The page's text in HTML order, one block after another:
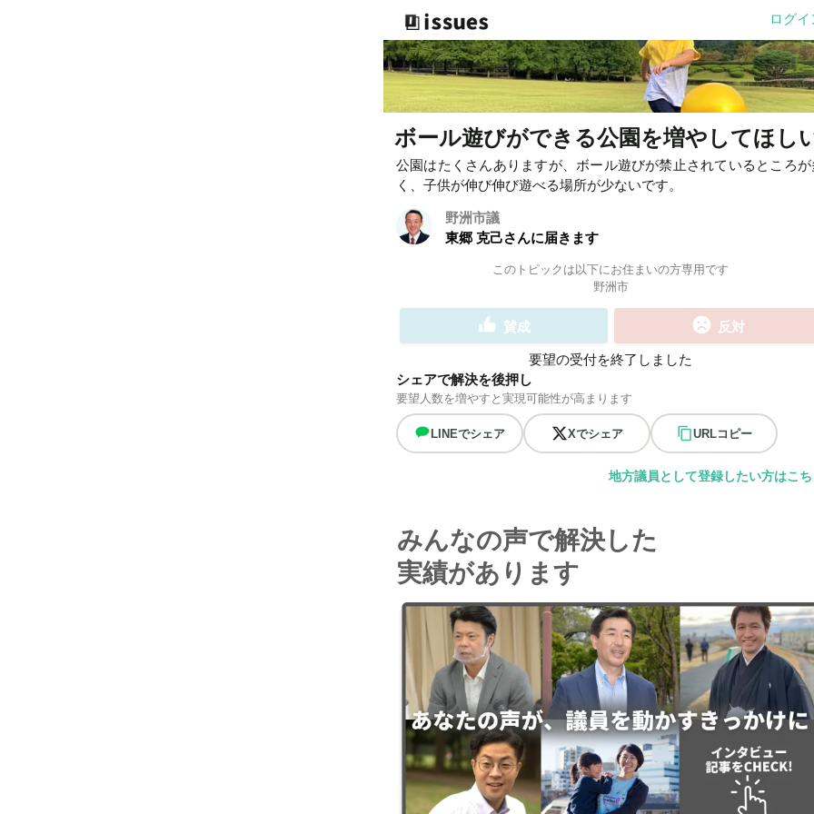
ログイ
ボール遊びができる公園を増やしてほし
公園はたくさんありますが、ボール遊びが禁止されているところが
く、子供が伸び伸び遊べる場所が少ないです。
野洲市議
東郷 克己さんに届きます
このトピックは以下にお住まいの方専用です
野洲市
賛成 反対
要望の受付を終了しました
シェアで解決を後押し
要望人数を増やすと実現可能性が高まります
LINEでシェア Xでシェア URLコピー
地方議員として登録したい方はこ
みんなの声で解決した
実績があります